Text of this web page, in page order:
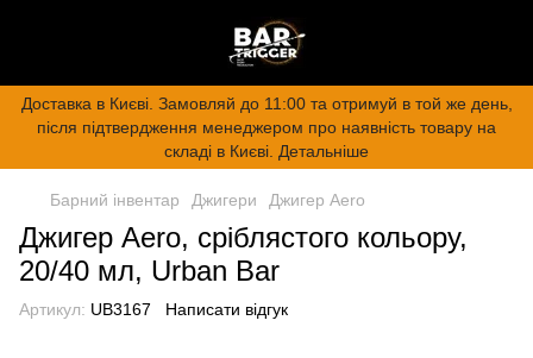
Доставка в Києві. Замовляй до 11:00 та отримуй в той же день,
після підтвердження менеджером про наявність товару на
складі в Києві. Детальніше
Барний інвентар Джигери Джигер Aero
Джигер Aero, сріблястого кольору,
20/40 мл, Urban Bar
Артикул: UB3167 Написати відгук